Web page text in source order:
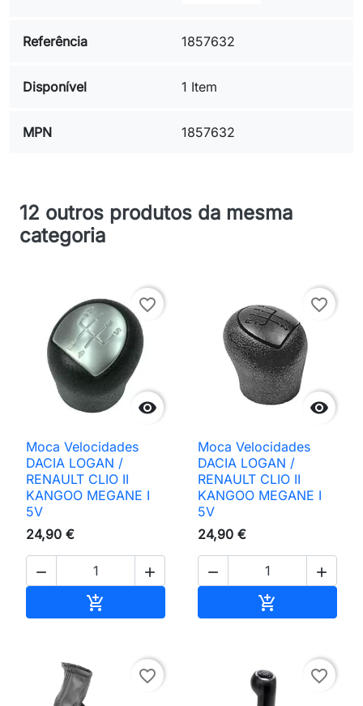
Referência 1857632
Disponível 1 Item
MPN 1857632
12 outros produtos da mesma
categoria

favorite_border
Moca Velocidades
DACIA LOGAN /
RENAULT CLIO II
KANGOO MEGANE I
5V
24,90 €
 


favorite_border
Moca Velocidades
DACIA LOGAN /
RENAULT CLIO II
KANGOO MEGANE I
5V
24,90 €
 

favorite_border favorite_border